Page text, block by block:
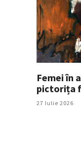
Femei în
pictorița
27 Iulie 2026